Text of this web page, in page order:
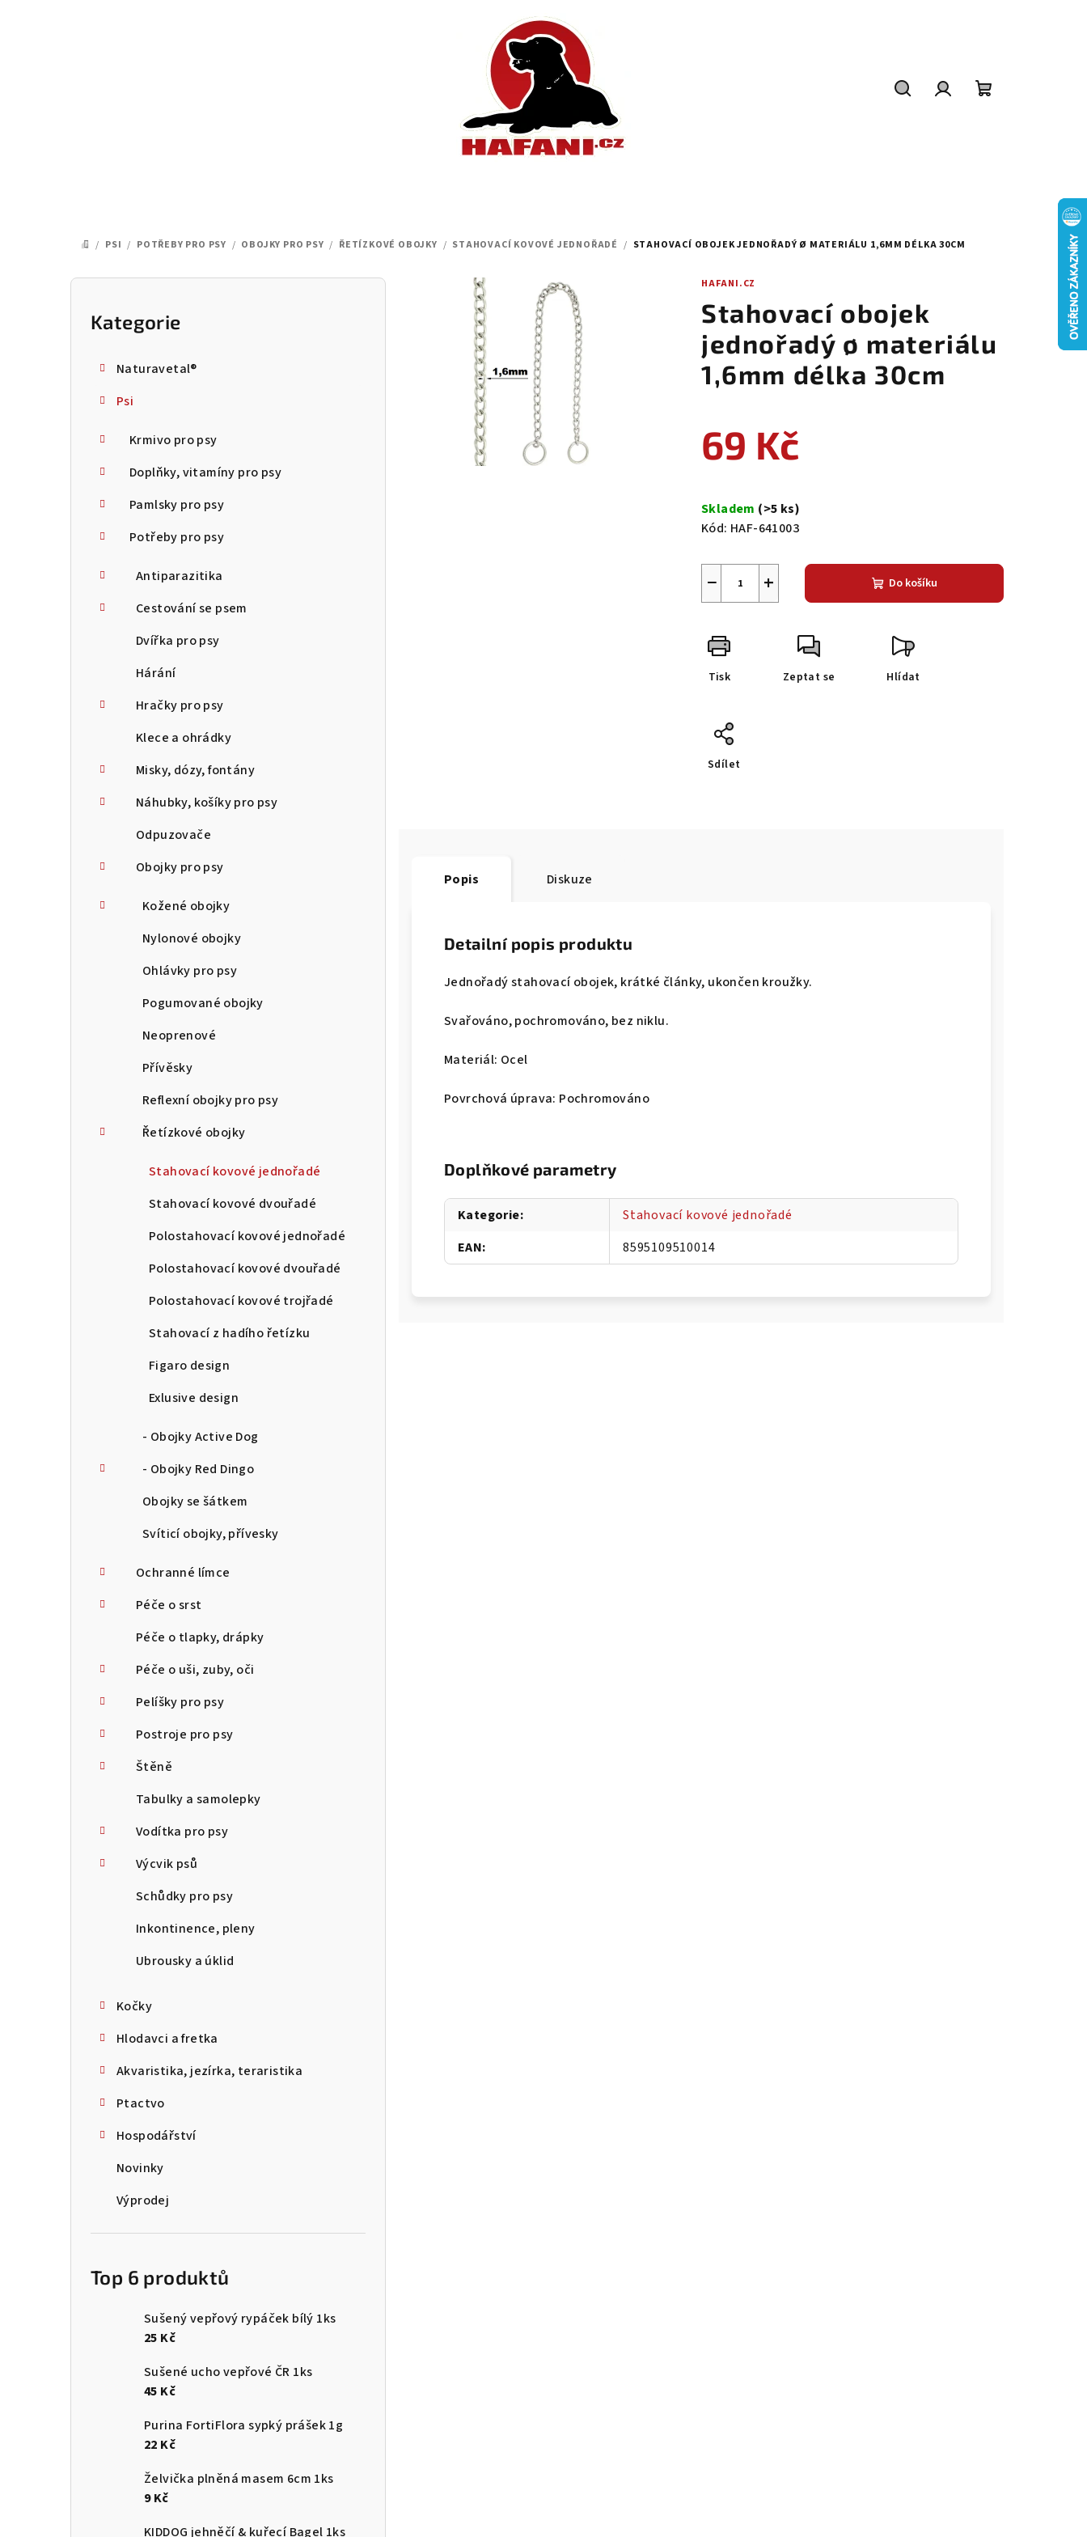
DOMŮ
/ PSI / POTŘEBY PRO PSY / OBOJKY PRO PSY / ŘETÍZKOVÉ OBOJKY / STAHOVACÍ KOVOVÉ JEDNOŘADÉ / STAHOVACÍ OBOJEK JEDNOŘADÝ Ø MATERIÁLU 1,6MM DÉLKA 30CM
P
Přeskočit
kategorie
Kategorie
Naturavetal®
Psi
Krmivo pro psy
Doplňky, vitamíny pro psy
Pamlsky pro psy
Potřeby pro psy
Antiparazitika
Cestování se psem
Dvířka pro psy
Hárání
Hračky pro psy
Klece a ohrádky
Misky, dózy, fontány
Náhubky, košíky pro psy
Odpuzovače
Obojky pro psy
Kožené obojky
Nylonové obojky
Ohlávky pro psy
Pogumované obojky
Neoprenové
Přívěsky
Reflexní obojky pro psy
Řetízkové obojky
Stahovací kovové jednořadé
Stahovací kovové dvouřadé
Polostahovací kovové jednořadé
Polostahovací kovové dvouřadé
Polostahovací kovové trojřadé
Stahovací z hadího řetízku
Figaro design
Exlusive design
- Obojky Active Dog
- Obojky Red Dingo
Obojky se šátkem
Svíticí obojky, přívesky
Ochranné límce
Péče o srst
Péče o tlapky, drápky
Péče o uši, zuby, oči
Pelíšky pro psy
Postroje pro psy
Štěně
Tabulky a samolepky
Vodítka pro psy
Výcvik psů
Schůdky pro psy
Inkontinence, pleny
Ubrousky a úklid
Kočky
Hlodavci a fretka
Akvaristika, jezírka, teraristika
Ptactvo
Hospodářství
Novinky
Výprodej
Top 6 produktů
Sušený vepřový rypáček bílý 1ks
25 Kč
Sušené ucho vepřové ČR 1ks
45 Kč
Purina FortiFlora sypký prášek 1g
22 Kč
Želvička plněná masem 6cm 1ks
9 Kč
KIDDOG jehněčí & kuřecí Bagel 1ks
HAFANI.CZ
Stahovací obojek
jednořadý ø materiálu
1,6mm délka 30cm
69 Kč
cena:
Skladem (>5 ks)
Kód: HAF-641003
+
− Do košíku
Tisk Zeptat se Hlídat
Sdílet
Popis Diskuze
Detailní popis produktu
Jednořadý stahovací obojek, krátké články, ukončen kroužky.
Svařováno, pochromováno, bez niklu.
Materiál: Ocel
Povrchová úprava: Pochromováno
Doplňkové parametry
Kategorie:
Stahovací kovové jednořadé
EAN: 8595109510014